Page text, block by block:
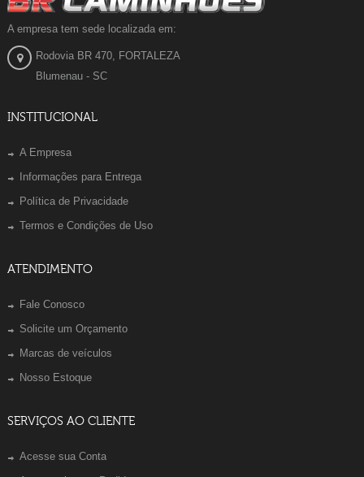
A empresa tem sede localizada em:
Rodovia BR 470, FORTALEZA
Blumenau - SC
INSTITUCIONAL
A Empresa
Informações para Entrega
Política de Privacidade
Termos e Condições de Uso
ATENDIMENTO
Fale Conosco
Solicite um Orçamento
Marcas de veículos
Nosso Estoque
SERVIÇOS AO CLIENTE
Acesse sua Conta